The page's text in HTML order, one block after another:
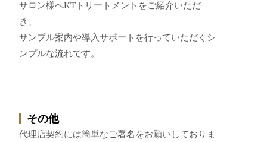
サロン様へKTトリートメントをご紹介いただ
き、
サンプル案内や導入サポートを行っていただくシ
ンプルな流れです。
その他
代理店契約には簡単なご署名をお願いしておりま